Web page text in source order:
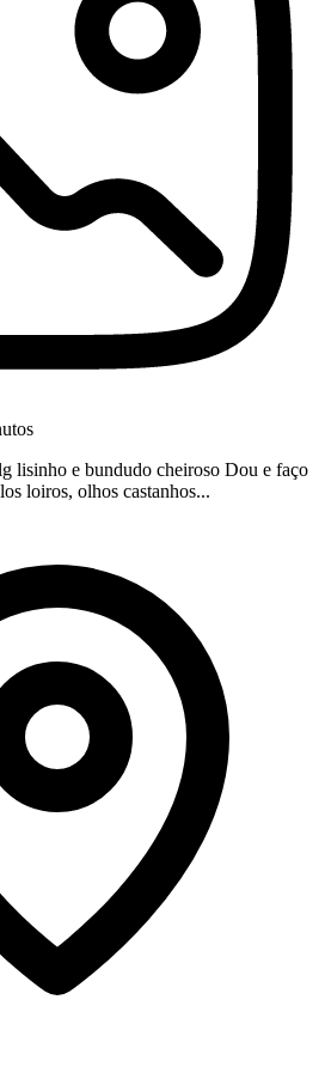
lisinho e bundudo cheiroso Dou e faço
loiros, olhos castanhos...